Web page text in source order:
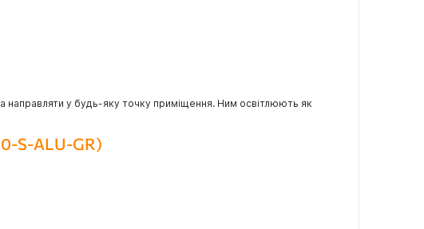
у будь-яку точку приміщення. Ним освітлюють як
S-ALU-GR)